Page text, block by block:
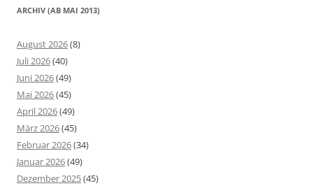
ARCHIV (AB MAI 2013)
August 2026(8)
Juli 2026(40)
Juni 2026(49)
Mai 2026(45)
April 2026(49)
März 2026(45)
Februar 2026(34)
Januar 2026(49)
Dezember 2025(45)